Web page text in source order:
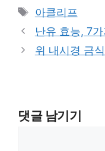
테
리
태
그
아클리프
난유 효능, 7
위 내시경 금
댓글 남기기